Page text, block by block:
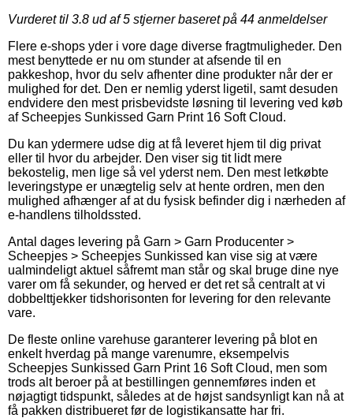
Vurderet til 3.8 ud af 5 stjerner baseret på 44 anmeldelser
Flere e-shops yder i vore dage diverse fragtmuligheder. Den
mest benyttede er nu om stunder at afsende til en
pakkeshop, hvor du selv afhenter dine produkter når der er
mulighed for det. Den er nemlig yderst ligetil, samt desuden
endvidere den mest prisbevidste løsning til levering ved køb
af Scheepjes Sunkissed Garn Print 16 Soft Cloud.
Du kan ydermere udse dig at få leveret hjem til dig privat
eller til hvor du arbejder. Den viser sig tit lidt mere
bekostelig, men lige så vel yderst nem. Den mest letkøbte
leveringstype er unægtelig selv at hente ordren, men den
mulighed afhænger af at du fysisk befinder dig i nærheden af
e-handlens tilholdssted.
Antal dages levering på Garn > Garn Producenter >
Scheepjes > Scheepjes Sunkissed kan vise sig at være
ualmindeligt aktuel såfremt man står og skal bruge dine nye
varer om få sekunder, og herved er det ret så centralt at vi
dobbelttjekker tidshorisonten for levering for den relevante
vare.
De fleste online varehuse garanterer levering på blot en
enkelt hverdag på mange varenumre, eksempelvis
Scheepjes Sunkissed Garn Print 16 Soft Cloud, men som
trods alt beroer på at bestillingen gennemføres inden et
nøjagtigt tidspunkt, således at de højst sandsynligt kan nå at
få pakken distribueret før de logistikansatte har fri.